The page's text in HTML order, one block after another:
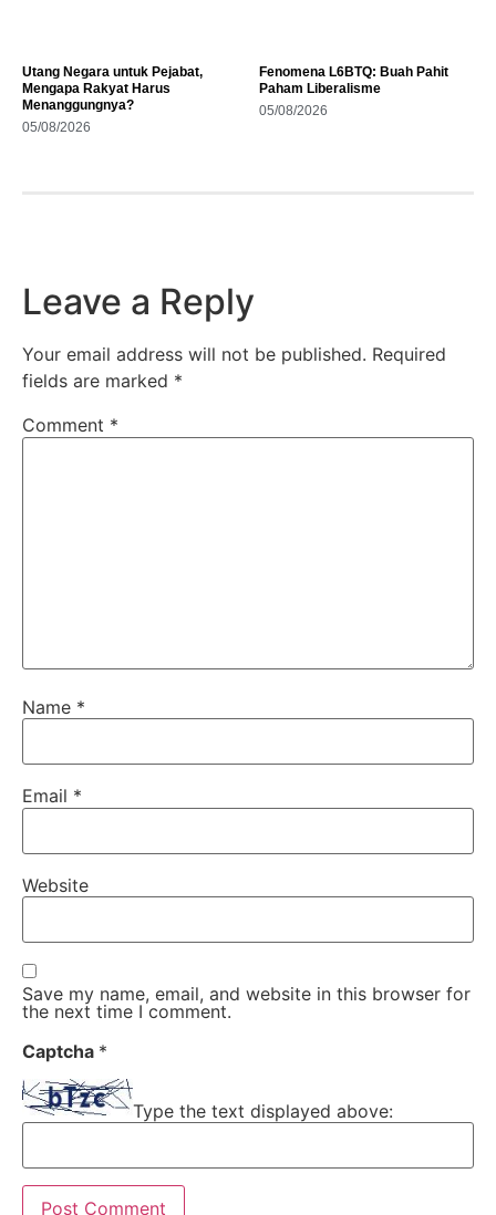
Utang Negara untuk Pejabat,
Mengapa Rakyat Harus
Menanggungnya?
05/08/2026
Fenomena L6BTQ: Buah Pahit
Paham Liberalisme
05/08/2026
Leave a Reply
Your email address will not be published. Required
fields are marked *
Comment *
Name *
Email *
Website
Save my name, email, and website in this browser for
the next time I comment.
Captcha *
Type the text displayed above: